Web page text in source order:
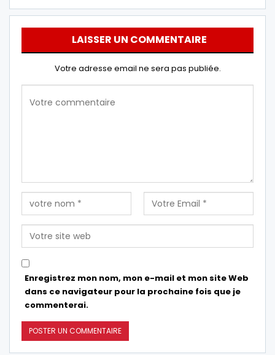
LAISSER UN COMMENTAIRE
Votre adresse email ne sera pas publiée.
Enregistrez mon nom, mon e-mail et mon site Web
dans ce navigateur pour la prochaine fois que je
commenterai.